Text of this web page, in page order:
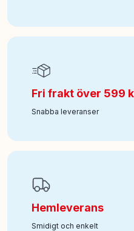
Fri frakt över 599
Snabba leveranser
Hemleverans
Smidigt och enkelt